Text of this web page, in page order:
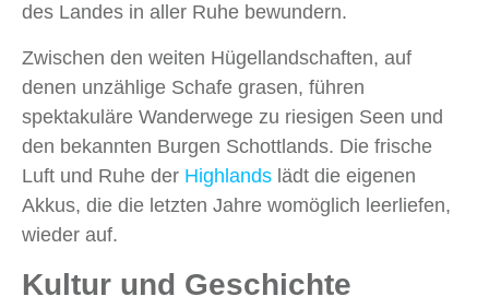
des Landes in aller Ruhe bewundern.
Zwischen den weiten Hügellandschaften, auf
denen unzählige Schafe grasen, führen
spektakuläre Wanderwege zu riesigen Seen und
den bekannten Burgen Schottlands. Die frische
Luft und Ruhe der Highlands lädt die eigenen
Akkus, die die letzten Jahre womöglich leerliefen,
wieder auf.
Kultur und Geschichte